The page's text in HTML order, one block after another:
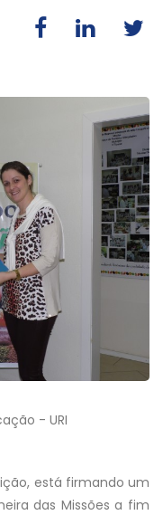
- URI
está firmando um
das Missões a fim